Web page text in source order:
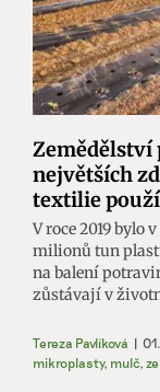
Zemědělství
největších
textilie
V roce 2019 bylo
milionů tun
na balení
zůstávají v
Tereza Pavlíková |
mikroplasty, mulč,